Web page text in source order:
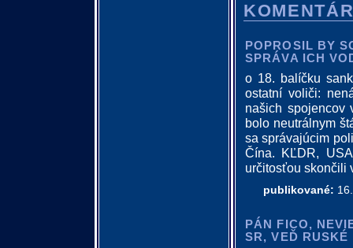
POPROSIL BY
SPRÁVA ICH
o 18. balíčku
ostatní voliči:
našich spojencov
bolo neutrálnym
sa správajúcim
Čína. KĽDR,
určitosťou skončili
publikované:
PÁN FICO,
SR, VEĎ